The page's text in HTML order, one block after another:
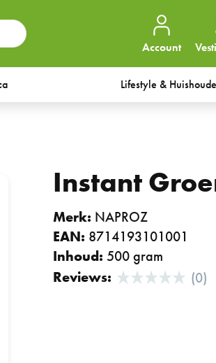
Account
Lifestyle &
Instant
Merk: NAPROZ
EAN: 8714193101001
Inhoud: 500 gram
Reviews:
(0)